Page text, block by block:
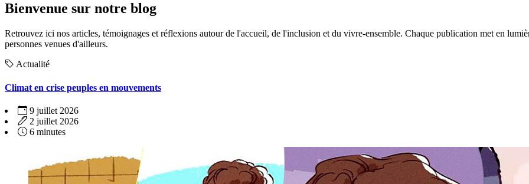
Bienvenue sur notre blog
Retrouvez ici nos articles, témoignages et réflexions autour de l'accueil, de l'inclusion et du vivre-ensemble. Chaque publication met en
personnes venues d'ailleurs.
Actualité
Climat en crise peuples en mouvements
9 juillet 2026
2 juillet 2026
6 minutes